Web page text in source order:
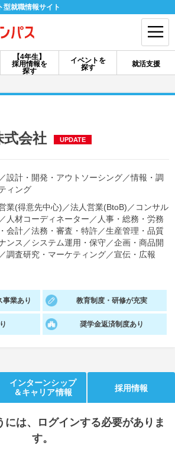
型就職情報サイト
【4年生】
採用情報を
探す
イベントを
探す
就活支援
ログイン
説明会を探す
インターンを探す
スカウト お知らせ
サポート
！ お役立ち記事・相談室など
就活チャンネル
ーパー
新
よくある質問
不明点があればこちら
会社 UPDATE
／設計・開発・アウトソーシング／情報・調
ィング
業(得意先中心) ／法人営業(BtoB) ／ コンサル
／ 人材コーディネーター ／ 人事・総務・労務
会計／法務・審査・特許／生産管理・品質
ンス ／システム運用・保守／企画・商品開
／調査研究・マーケティング／宣伝・広報
事業あり 教育制度・研修が充実
奨学金返済制度あり
インターンシップ
＆キャリア情報
採用情報
には、ログインする必要がありま
す。